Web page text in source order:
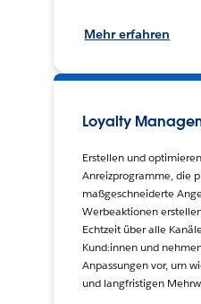
Mehr erfahren
Loyalty
Erstellen und
Anreizprogramme, die
maßgeschneiderte
Werbeaktionen
Echtzeit über alle
Kund:innen und
Anpassungen vor, um
und langfristigen